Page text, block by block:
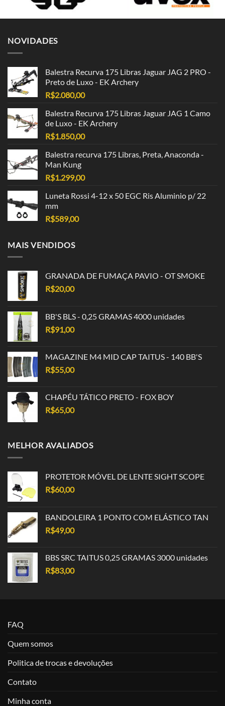
NOVIDADES
Balestra Recurva 175 Libras Jaguar JAG 2 PRO -
Preto de Luxo - EK Archery
R$2.080,00
Balestra Recurva 175 Libras Jaguar JAG 1 Camo
de Luxo - EK Archery
R$1.850,00
Balestra recurva 175 Libras, Preta, Anaconda -
Man Kung
R$1.299,00
Luneta Rossi 4-12 x 50 EGC Ris Aluminio p/ 22
mm
R$589,00
MAIS VENDIDOS
GRANADA DE FUMAÇA PAVIO - OT SMOKE
R$20,00
BB'S BLS - 0,25 GRAMAS 4000 unidades
R$91,00
MAGAZINE M4 MID CAP TAITUS - 140 BB'S
R$55,00
CHAPÉU TÁTICO PRETO - FOX BOY
R$65,00
MELHOR AVALIADOS
PROTETOR MÓVEL DE LENTE SIGHT SCOPE
R$60,00
BANDOLEIRA 1 PONTO COM ELÁSTICO TAN
R$49,00
BBS SRC TAITUS 0,25 GRAMAS 3000 unidades
R$83,00
FAQ
Quem somos
Politica de trocas e devoluções
Contato
Minha conta